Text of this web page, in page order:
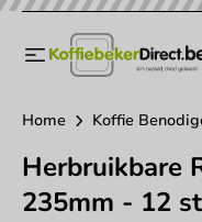
Home Koffie
Herbruikbare
235mm - 12